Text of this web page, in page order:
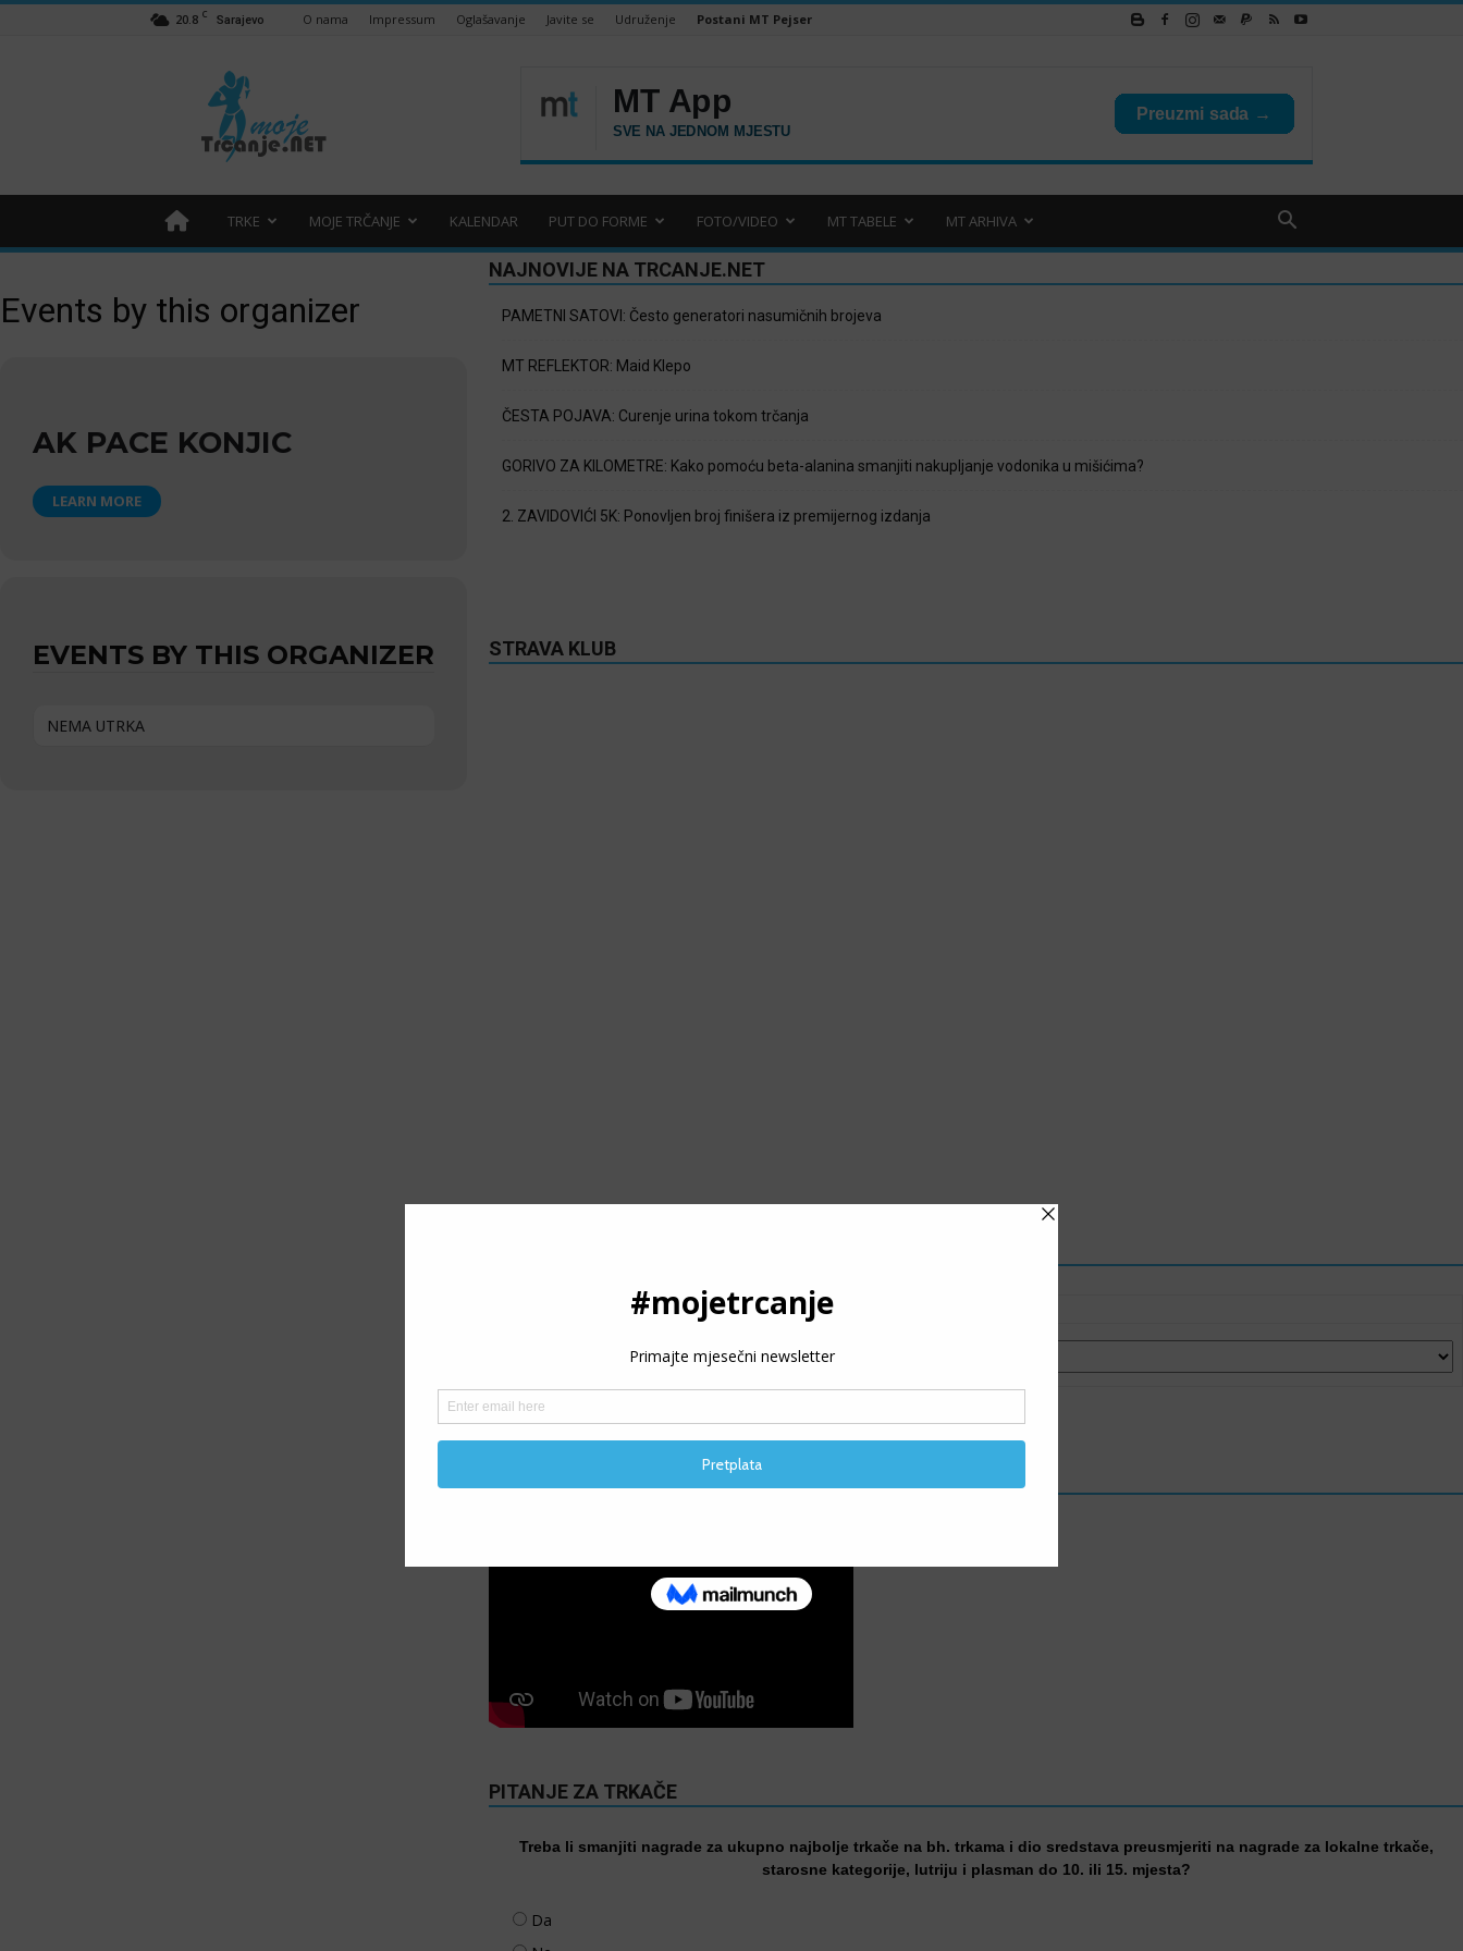
20.8 C Sarajevo O nama Impressum Oglašavanje Javite se Udruženje Postani MT Pejser
Moje
trčanje
trcanje.net
TRKE MOJE TRČANJE KALENDAR PUT DO FORME FOTO/VIDEO MT TABELE MT ARHIVA
Events by this organizer
AK PACE KONJIC
LEARN MORE
EVENTS BY THIS ORGANIZER
NEMA UTRKA
NAJNOVIJE NA TRCANJE.NET
PAMETNI SATOVI: Često generatori nasumičnih brojeva
MT REFLEKTOR: Maid Klepo
ČESTA POJAVA: Curenje urina tokom trčanja
GORIVO ZA KILOMETRE: Kako pomoću beta-alanina smanjiti nakupljanje vodonika u mišićima?
2. ZAVIDOVIĆI 5K: Ponovljen broj finišera iz premijernog izdanja
STRAVA KLUB
Moje trčanje - trcanje.net
PITANJE ZA TRKAČE
Treba li smanjiti nagrade za ukupno najbolje trkače na bh. trkama i dio sredstava preusmjeriti na nagrade za lokalne trkače,
starosne kategorije, lutriju i plasman do 10. ili 15. mjesta?
Da